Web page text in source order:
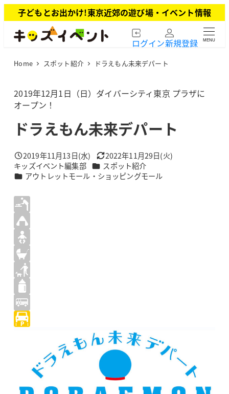
イ
子どもとお出かけ!東京近郊の遊び場・イベント情報
ログイン新規登録 MENU
Home スポット紹介 ドラえもん未来デパート
2019年12月1日（日）ダイバーシティ東京 プラザに
オープン！
ドラえもん未来デパート
投稿日
2019年11月13日(水) 更新日
2022年11月29日(火)
著
者
キッズイベント編集部 カテゴリー
スポット紹介
カテゴリー
アウトレットモール・ショッピングモール